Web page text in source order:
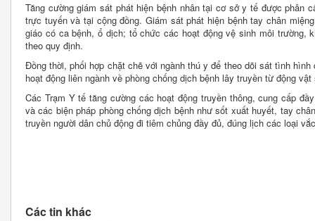
Tăng cường giám sát phát hiện bệnh nhân tại cơ sở y tế được phân
trực tuyến và tại cộng đồng. Giám sát phát hiện bệnh tay chân
giáo có ca bệnh, ổ dịch; tổ chức các hoạt động vệ sinh môi trường,
theo quy định.
Đồng thời, phối hợp chặt chẽ với ngành thú y để theo dõi sát tình
hoạt động liên ngành về phòng chống dịch bệnh lây truyền từ động
Các Trạm Y tế tăng cường các hoạt động truyền thông, cung cấp
và các biện pháp phòng chống dịch bệnh như sốt xuất huyết, tay
truyền người dân chủ động đi tiêm chủng đầy đủ, đúng lịch các loại
Các tin khác